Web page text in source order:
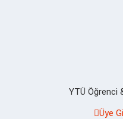
YTÜ Öğrenci
Üye